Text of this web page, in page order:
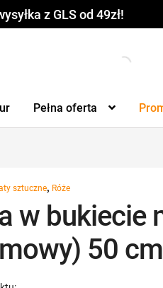
z GLS od 49zł!
Pełna oferta
sztuczne, Róże
w bukiecie
50 cm